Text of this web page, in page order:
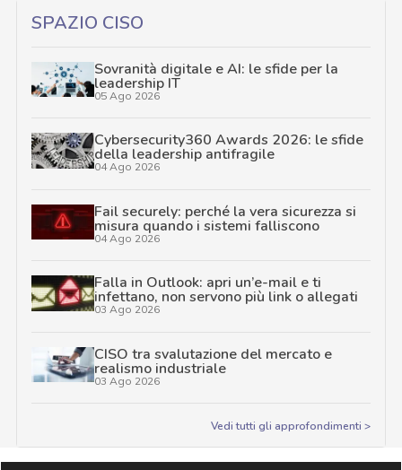
SPAZIO CISO
Sovranità digitale e AI: le sfide per la
leadership IT
05 Ago 2026
Cybersecurity360 Awards 2026: le sfide
della leadership antifragile
04 Ago 2026
Fail securely: perché la vera sicurezza si
misura quando i sistemi falliscono
04 Ago 2026
Falla in Outlook: apri un’e-mail e ti
infettano, non servono più link o allegati
03 Ago 2026
CISO tra svalutazione del mercato e
realismo industriale
03 Ago 2026
Vedi tutti gli approfondimenti >